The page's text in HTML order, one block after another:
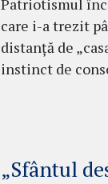
care i-a trezit
distanţă de
instinct de
„Sfântul